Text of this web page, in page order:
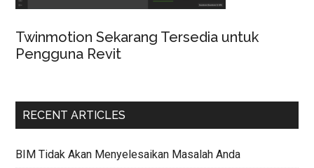
Twinmotion Sekarang Tersedia untuk
Pengguna Revit
RECENT ARTICLES
BIM Tidak Akan Menyelesaikan Masalah Anda